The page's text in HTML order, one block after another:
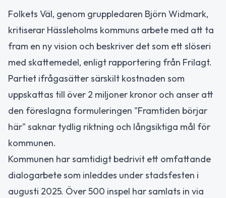
Folkets Väl, genom gruppledaren Björn Widmark,
kritiserar Hässleholms kommuns arbete med att ta
fram en ny vision och beskriver det som ett slöseri
med skattemedel, enligt rapportering från Frilagt.
Partiet ifrågasätter särskilt kostnaden som
uppskattas till över 2 miljoner kronor och anser att
den föreslagna formuleringen "Framtiden börjar
här" saknar tydlig riktning och långsiktiga mål för
kommunen.
Kommunen har samtidigt bedrivit ett omfattande
dialogarbete som inleddes under stadsfesten i
augusti 2025. Över 500 inspel har samlats in via